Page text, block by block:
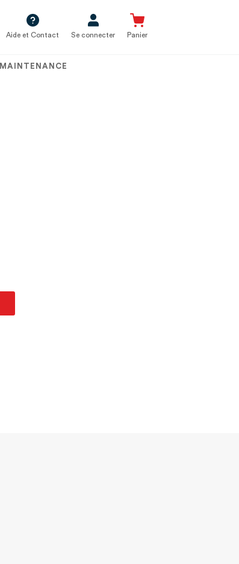
Aide et Contact Se connecter Panier
MAINTENANCE